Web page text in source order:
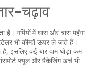
चढ़ाव
है। गर्मियों में घास और चारा महँगा
भी कीमतें ऊपर ले जाते हैं।
इसलिए कई बार दाम थोड़ा कम
फ्यूल और पैकेजिंग खर्च भी